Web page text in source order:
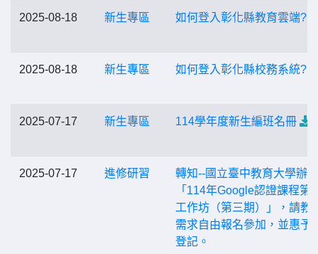
2025-08-18 新生專區 如何登入彰化縣教育雲端?
2025-08-18 新生專區 如何登入彰化縣校務系統?
2025-07-17 新生專區 114學年度新生編班名冊
2025-07-17 進修研習
轉知--國立臺中教育大學辦理
「114年Google認證課程第
工作坊（第三期）」，請教
需求自由報名參加，並惠予
登記。